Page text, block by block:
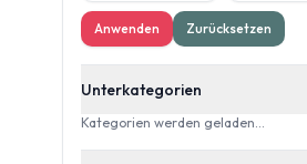
Anwenden Zurücksetzen
Unterkategorien
Kategorien werden geladen…